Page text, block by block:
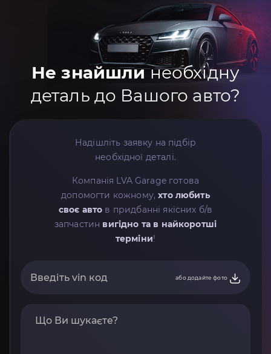
Не знайшлинеобхідну
деталь до Вашого авто?
Надішліть заявку на підбір
необхідної деталі.
Компанія LVA Garage готова
допомогти кожному,хто любить
своє авто в придбанні якісних б/в
запчастин вигідно та в найкоротші
терміни!
або додайте фото